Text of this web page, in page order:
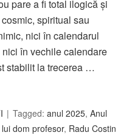
pare a fi total ilogică şi
spiritual sau
nici în calendarul
în vechile calendare
stabilit la trecerea …
Tagged:anul 2025,Anul
dom profesor, Radu Costin